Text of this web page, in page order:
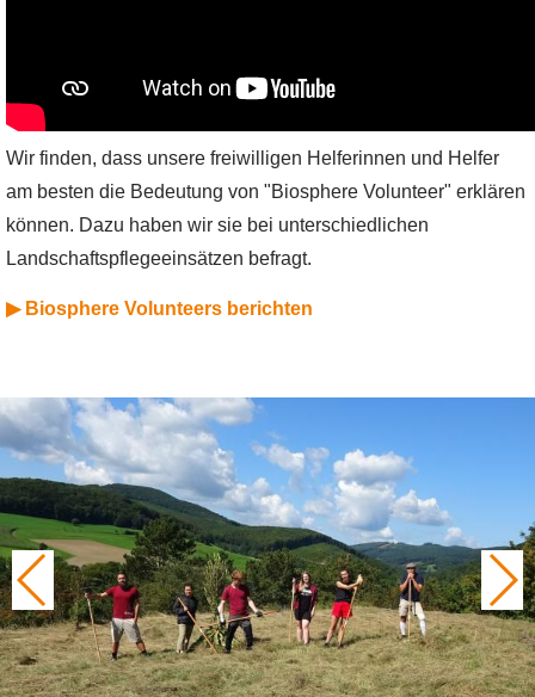
Wir finden, dass unsere freiwilligen Helferinnen und Helfer
am besten die Bedeutung von "Biosphere Volunteer" erklären
können. Dazu haben wir sie bei unterschiedlichen
Landschaftspflegeeinsätzen befragt.
▶ Biosphere Volunteers berichten